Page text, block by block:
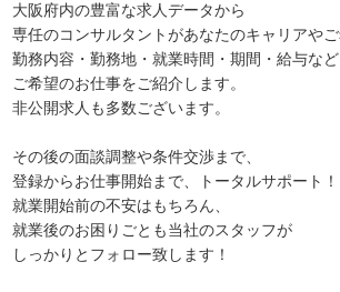
大阪府内の豊富な求人データから
専任のコンサルタントがあなたのキャリアやご
勤務内容・勤務地・就業時間・期間・給与など
ご希望のお仕事をご紹介します。
非公開求人も多数ございます。
その後の面談調整や条件交渉まで、
登録からお仕事開始まで、トータルサポート！
就業開始前の不安はもちろん、
就業後のお困りごとも当社のスタッフが
しっかりとフォロー致します！